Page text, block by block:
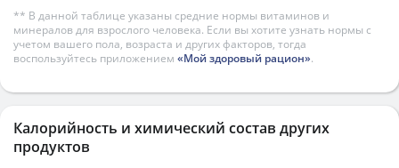
** В данной таблице указаны средние нормы витаминов и
минералов для взрослого человека. Если вы хотите узнать нормы с
учетом вашего пола, возраста и других факторов, тогда
воспользуйтесь приложением «Мой здоровый рацион».
Калорийность и химический состав других
продуктов